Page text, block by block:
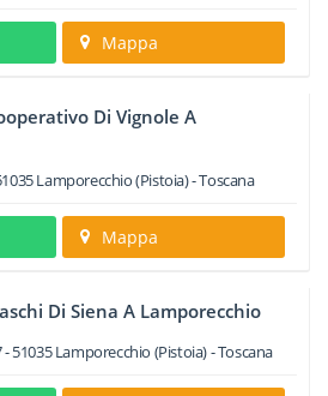
Mappa
Di Vignole A
Lamporecchio(Pistoia) -Toscana
Mappa
Di Siena A Lamporecchio
-51035 Lamporecchio (Pistoia) -Toscana